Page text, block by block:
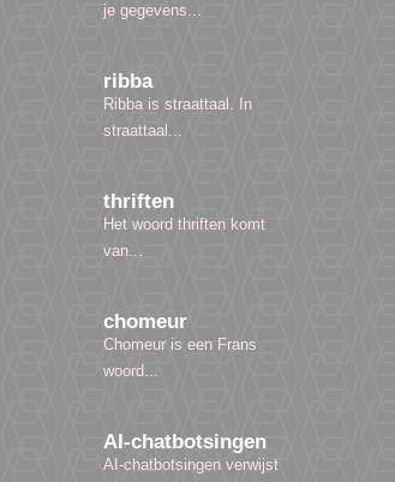
je gegevens...
ribba
Ribba is straattaal. In
straattaal...
thriften
Het woord thriften komt
van...
chomeur
Chomeur is een Frans
woord...
AI-chatbotsingen
AI-chatbotsingen verwijst